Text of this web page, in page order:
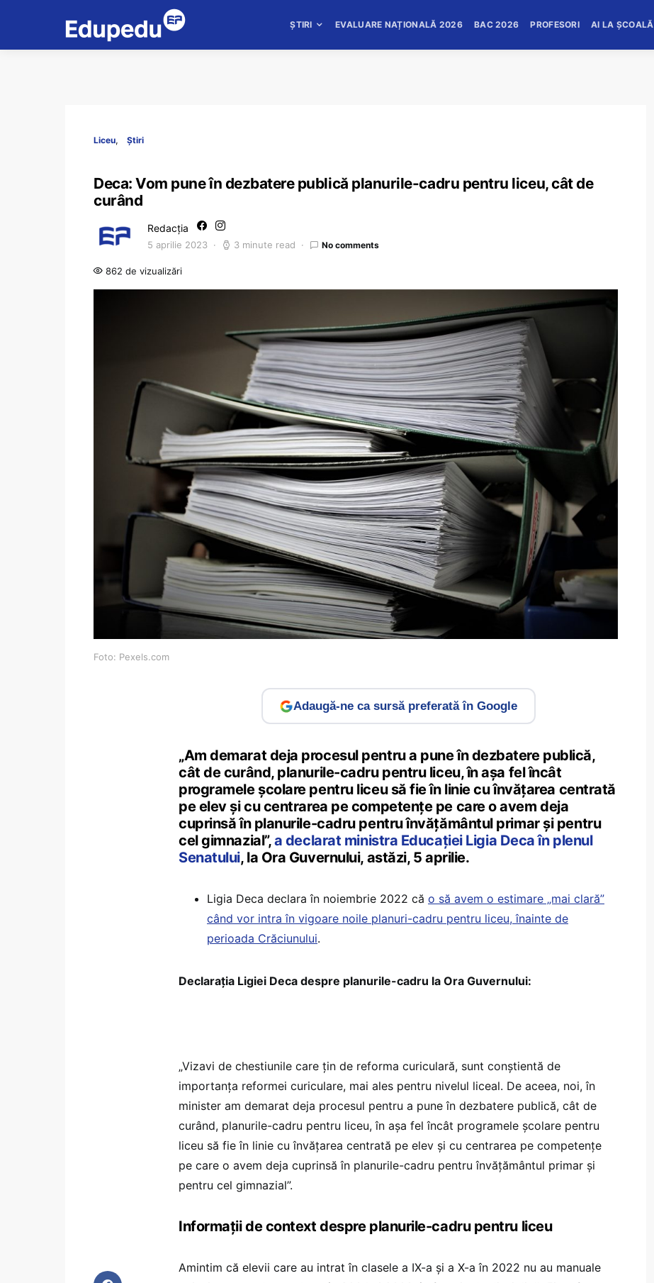
ȘTIRI EVALUARE NAȚIONALĂ 2026 BAC 2026 PROFESORI AI LA ȘCOALĂ
Liceu Știri
Deca: Vom pune în dezbatere publică planurile-cadru pentru liceu, cât de
curând
Redacția
5 aprilie 2023 3 minute read No comments
862 de vizualizări
Foto: Pexels.com
Adaugă-ne ca sursă preferată în Google
„Am demarat deja procesul pentru a pune în dezbatere publică,
cât de curând, planurile-cadru pentru liceu, în așa fel încât
programele școlare pentru liceu să fie în linie cu învățarea centrată
pe elev și cu centrarea pe competențe pe care o avem deja
cuprinsă în planurile-cadru pentru învățământul primar și pentru
cel gimnazial”,a declarat ministra Educației Ligia Deca în plenul
Senatului, la Ora Guvernului, astăzi, 5 aprilie.
Ligia Deca declara în noiembrie 2022 că o să avem o estimare „mai clară”
când vor intra în vigoare noile planuri-cadru pentru liceu, înainte de
perioada Crăciunului.
Declarația Ligiei Deca despre planurile-cadru la Ora Guvernului:
„Vizavi de chestiunile care țin de reforma curiculară, sunt conștientă de
importanța reformei curiculare, mai ales pentru nivelul liceal. De aceea, noi, în
minister am demarat deja procesul pentru a pune în dezbatere publică, cât de
curând, planurile-cadru pentru liceu, în așa fel încât programele școlare pentru
liceu să fie în linie cu învățarea centrată pe elev și cu centrarea pe competențe
pe care o avem deja cuprinsă în planurile-cadru pentru învățământul primar și
pentru cel gimnazial”.
Informații de context despre planurile-cadru pentru liceu
Amintim că elevii care au intrat în clasele a IX-a și a X-a în 2022 nu au manuale